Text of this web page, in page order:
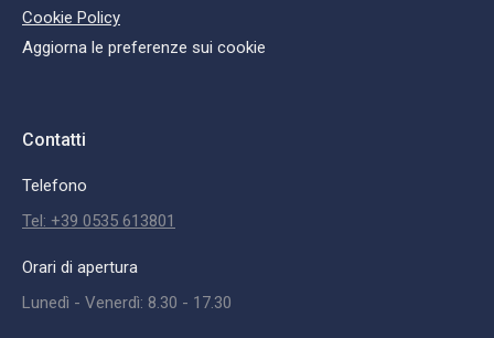
Cookie Policy
Aggiorna le preferenze sui cookie
Contatti
Telefono
Tel: +39 0535 613801
Orari di apertura
Lunedì - Venerdì: 8.30 - 17.30